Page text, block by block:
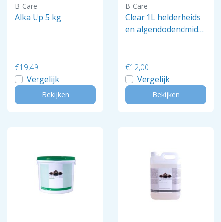
B-Care
Alka Up 5 kg
€19,49
Vergelijk
Bekijken
B-Care
Clear 1L helderheids
en algendodendmidd
€12,00
Vergelijk
Bekijken